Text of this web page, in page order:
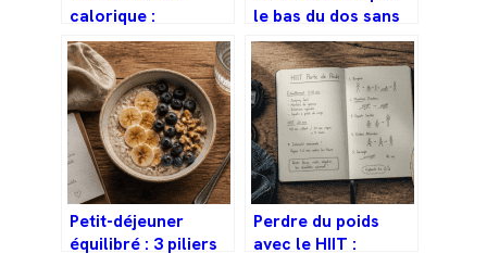
calorique :
comment se faire
plaisir sans
exploser les
calories
le bas du dos sans
danger et dans les
bonnes conditions
Petit-déjeuner
équilibré : 3 piliers
Perdre du poids
avec le HIIT :